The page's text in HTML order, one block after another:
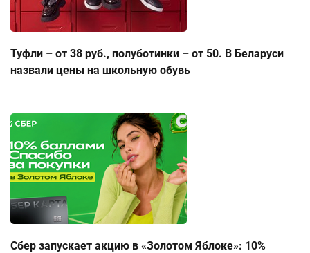
Туфли – от 38 руб., полуботинки – от 50. В Беларуси
назвали цены на школьную обувь
Сбер запускает акцию в «Золотом Яблоке»: 10%